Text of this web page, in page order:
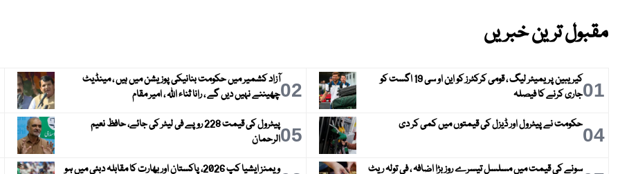
مقبول ترین خبریں
01
کیریبین پریمیئر لیگ ، قومی کرکٹرز کو این او سی 19 اگست کو
جاری کرنے کا فیصلہ
02آزاد کشمیر میں حکومت بنانیکی پوزیشن میں ہیں ، مینڈیٹ
چھیننے نہیں دیں گے ، رانا ثناء اللہ ، امیر مقام
04حکومت نے پیٹرول اور ڈیزل کی قیمتوں میں کمی کر دی 05
پیٹرول کی قیمت 228 روپے فی لیٹر کی جائے، حافظ نعیم
الرحمان
سونے کی قیمت میں مسلسل تیسرے روز بڑا اضافہ ، فی تولہ ریٹ ویمنز ایشیا کپ 2026، پاکستان اور بھارت کا مقابلہ دبئی میں ہو